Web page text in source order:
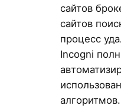
сайтов
сайтов
процесс
Incogni